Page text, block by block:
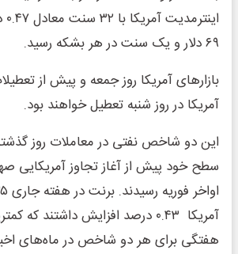
۶۹ دلار و یک سنت در هر بشکه رسید.
بازارهای آمریکا روز جمعه و پیش از
آمریکا در روز شنبه تعطیل خواهند بود.
این دو شاخص نفتی در معاملات روز
سطح خود پیش از آغاز تجاوز آمریکایی
آمریکا ۰.۴۳ درصد افزایش داشتند که
هفتگی برای هر دو شاخص در ماه‌های